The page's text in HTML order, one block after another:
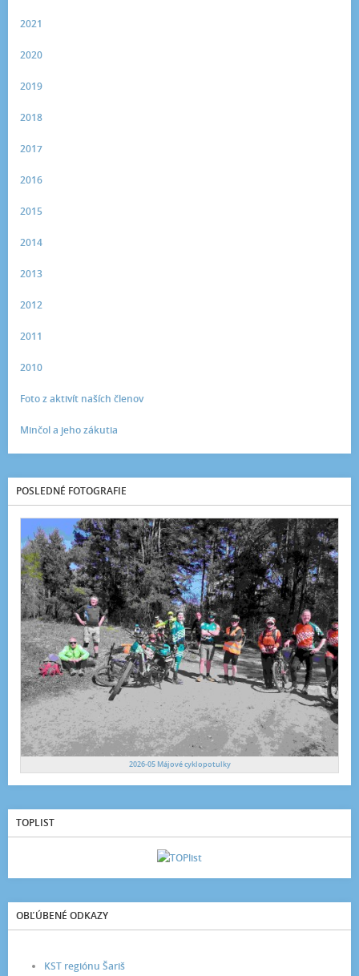
2021
2020
2019
2018
2017
2016
2015
2014
2013
2012
2011
2010
Foto z aktivít naších členov
Minčol a jeho zákutia
POSLEDNÉ FOTOGRAFIE
2026-05 Májové cyklopotulky
TOPLIST
OBĽÚBENÉ ODKAZY
KST regiónu Šariš